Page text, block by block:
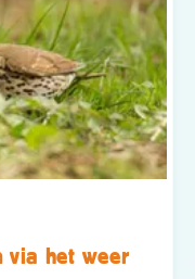
via het weer